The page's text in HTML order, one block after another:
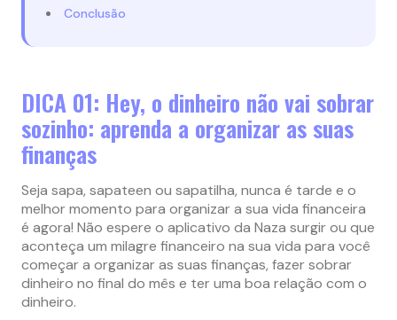
Conclusão
DICA 01: Hey, o dinheiro não vai sobrar
sozinho: aprenda a organizar as suas
finanças
Seja sapa, sapateen ou sapatilha, nunca é tarde e o
melhor momento para organizar a sua vida financeira
é agora! Não espere o aplicativo da Naza surgir ou que
aconteça um milagre financeiro na sua vida para você
começar a organizar as suas finanças, fazer sobrar
dinheiro no final do mês e ter uma boa relação com o
dinheiro.